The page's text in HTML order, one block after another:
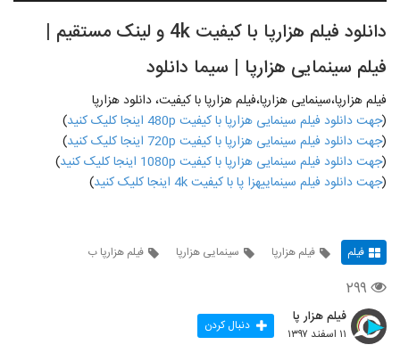
دانلود فیلم هزارپا با کیفیت 4k و لینک مستقیم |
فیلم سینمایی هزارپا | سیما دانلود
فیلم هزارپا،سینمایی هزارپا،فیلم هزارپا با کیفیت، دانلود هزارپا
(جهت دانلود فیلم سینمایی هزارپا با کیفیت 480p اینجا کلیک کنید
)
(جهت دانلود فیلم سینمایی هزارپا با کیفیت 720p اینجا کلیک کنید
)
(جهت دانلود فیلم سینمایی هزارپا با کیفیت 1080p اینجا کلیک کنید
)
(جهت دانلود فیلم سینماییهزا پا با کیفیت 4k اینجا کلیک کنید )
فیلم فیلم هزارپا سینمایی هزارپا فیلم هزارپا ب
۲۹۹
فیلم هزار پا
۱۱ اسفند ۱۳۹۷ دنبال کردن